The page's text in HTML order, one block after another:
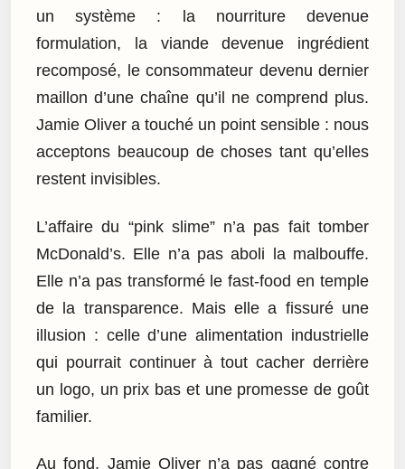
un système : la nourriture devenue
formulation, la viande devenue ingrédient
recomposé, le consommateur devenu dernier
maillon d’une chaîne qu’il ne comprend plus.
Jamie Oliver a touché un point sensible : nous
acceptons beaucoup de choses tant qu’elles
restent invisibles.
L’affaire du “pink slime” n’a pas fait tomber
McDonald’s. Elle n’a pas aboli la malbouffe.
Elle n’a pas transformé le fast-food en temple
de la transparence. Mais elle a fissuré une
illusion : celle d’une alimentation industrielle
qui pourrait continuer à tout cacher derrière
un logo, un prix bas et une promesse de goût
familier.
Au fond, Jamie Oliver n’a pas gagné contre